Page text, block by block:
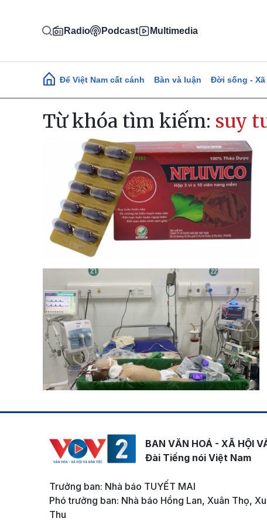
Radio Podcast Multimedia
Main navigation
Để Việt Nam cất cánh Bàn và luận Đời sống - Xã
Từ khóa tìm kiếm: suy
BAN VĂN HOÁ - XÃ HỘI
Đài Tiếng nói Việt Nam
Trưởng ban: Nhà báo TUYẾT MAI
Phó trưởng ban: Nhà báo Hồng Lan, Xuân Thọ,
Thu